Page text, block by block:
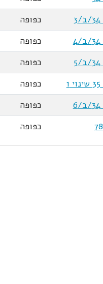
כפופה
כפופה
כפופה
כפופה
כפופה
כפופה